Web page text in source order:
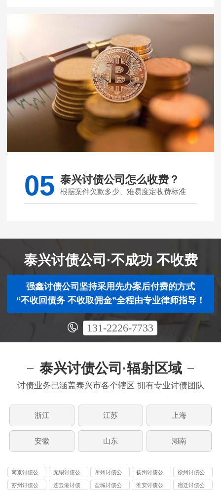
05 泰兴讨债公司怎么收费？
根据案件欠款多少、难易度定收费标准
泰兴讨债公司·不成功 不收费
强鑫讨债公司坚持采用先办案后付费的方式
“不收回债务 不收取佣金”全程由专业律师指导！
131-2226-7733
泰兴讨债公司·辐射区域
讨债业务已涵盖泰兴市各个辖区 拥有专业讨债团队
浙江 江苏 上海
安徽 山东 湖南
南京讨债公
司
无锡讨债公
司
常州讨债公
司
扬州讨债公
司
徐州讨债公
司
苏州讨债公
连云港讨债
盐城讨债公
淮安讨债公
宿迁讨债公